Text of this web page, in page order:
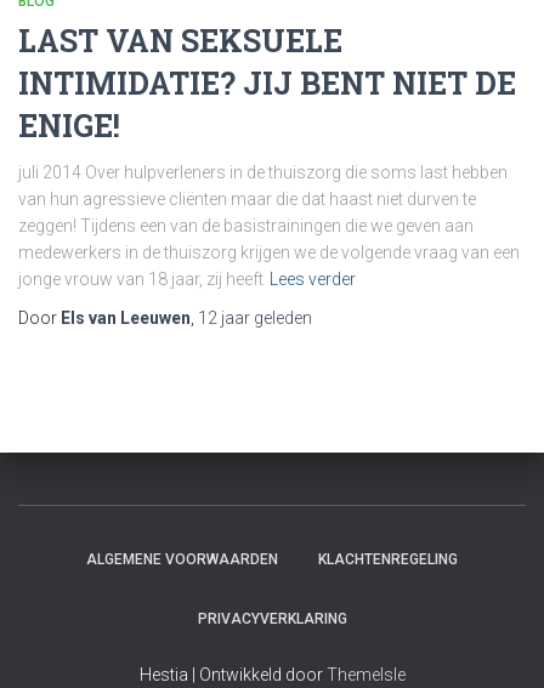
LAST VAN SEKSUELE
INTIMIDATIE? JIJ BENT NIET DE
ENIGE!
juli 2014 Over hulpverleners in de thuiszorg die soms last hebben
van hun agressieve cliënten maar die dat haast niet durven te
zeggen! Tijdens een van de basistrainingen die we geven aan
medewerkers in de thuiszorg krijgen we de volgende vraag van een
jonge vrouw van 18 jaar, zij heeft Lees verder
Door Els van Leeuwen, 12 jaar geleden
ALGEMENE VOORWAARDEN KLACHTENREGELING
PRIVACYVERKLARING
Hestia | Ontwikkeld doorThemeIsle